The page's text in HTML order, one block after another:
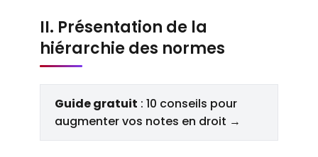
II. Présentation de la
hiérarchie des normes
Guide gratuit : 10 conseils pour
augmenter vos notes en droit →